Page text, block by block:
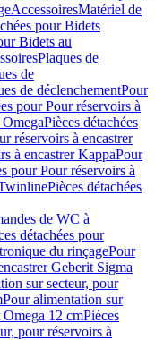
AccessoiresMatériel de
pour Bidets
Bidets au
Plaques de
de
de déclenchementPour
pour Pour réservoirs à
Pièces détachées
réservoirs à encastrer
à encastrer KappaPour
pour Pour réservoirs à
Pièces détachées
de WC à
détachées pour
du rinçagePour
Geberit Sigma
sur secteur, pour
Pour alimentation sur
Omega 12 cmPièces
pour réservoirs à